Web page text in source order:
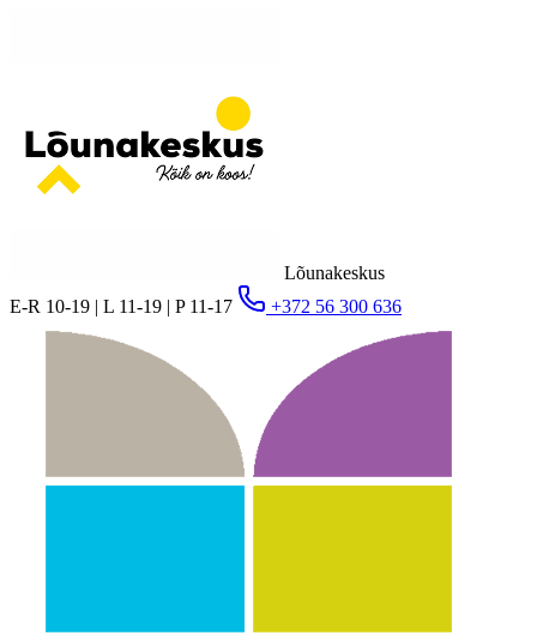
Lõunakeskus
E-R 10-19 | L 11-19 | P 11-17
+372 56 300 636